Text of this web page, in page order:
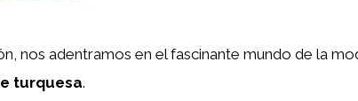
nos adentramos en el fascinante mundo de la
turquesa.